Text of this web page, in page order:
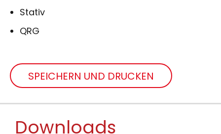
Stativ
QRG
SPEICHERN UND DRUCKEN
Downloads